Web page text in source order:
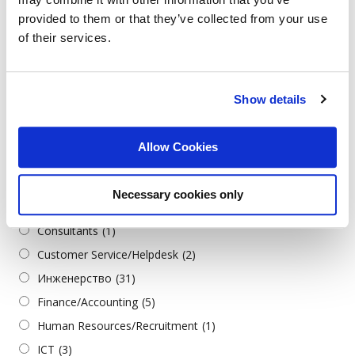
provided to them or that they’ve collected from your use
of their services.
Show details
Allow Cookies
Necessary cookies only
Serbian (1)
Turkish (2)
Consultants (1)
Customer Service/Helpdesk (2)
Инженерство (31)
Finance/Accounting (5)
Human Resources/Recruitment (1)
ICT (3)